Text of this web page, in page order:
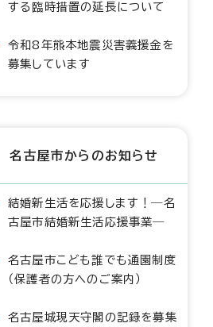
する臨時措置の延長について
令和8年熊本地震災害義援金を
募集しています
名古屋市からのお知らせ
結婚新生活を応援します！―名
古屋市結婚新生活応援事業―
名古屋市こども誰でも通園制度
（保護者の方へのご案内）
名古屋城現天守閣の記録を募集